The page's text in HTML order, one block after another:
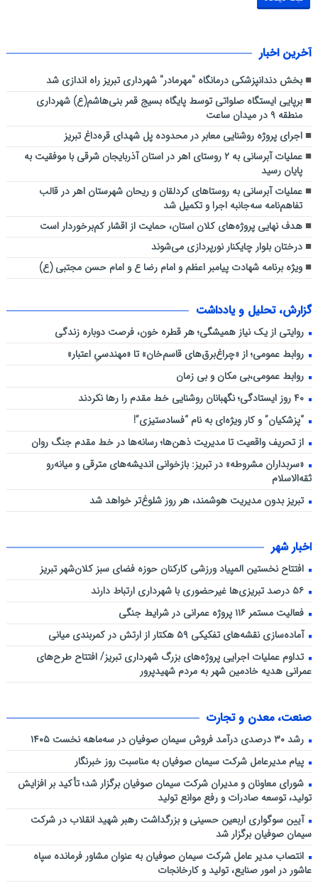
آخرین اخبار
بخش دندانپزشکی درمانگاه "مهرمادر" شهرداری تبریز راه اندازی شد
برپایی ایستگاه صلواتی توسط پایگاه بسیج قمر بنی‌هاشم(ع) شهرداری
منطقه ۹ در میدان ساعت
اجرای پروژه روشنایی معابر در محدوده پل شهدای قره‌داغ تبریز
عملیات آبرسانی به ۲ روستای اهر در استان آذربایجان شرقی با موفقیت به
پایان رسید
عملیات آبرسانی به روستاهای کردلقان و ریحان شهرستان اهر در قالب
تفاهم‌نامه سه‌جانبه اجرا و تکمیل شد
هدف نهایی پروژه‌های کلان استان، حمایت از اقشار کم‌برخوردار است
درختان بلوار چایکنار نورپردازی می‌شوند
ویژه برنامه شهادت پیامبر اعظم و امام رضا ع و امام حسن مجتبی (ع)
گزارش، تحلیل و یادداشت
روایتی از یک نیاز همیشگی؛ هر قطره خون، فرصت دوباره زندگی
روابط عمومی؛ از «چراغ‌برق‌های قاسم‌خان» تا «مهندسیِ اعتبار»
روابط عمومی،بی مکان و بی زمان
۴۰ روز ایستادگی؛ نگهبانان روشنایی خط مقدم را رها نکردند
“پزشکیان” و کار ویژه‌ای به نام “فسادستیزی”!
از تحریف واقعیت تا مدیریت ذهن‌ها؛ رسانه‌ها در خط مقدم جنگ روان
«سربداران مشروطه» در تبریز: بازخوانی اندیشه‌های مترقی و میانه‌رو
ثقه‌الاسلام
تبریز بدون مدیریت هوشمند، هر روز شلوغ‌تر خواهد شد
اخبار شهر
افتتاح نخستین المپیاد ورزشی کارکنان حوزه فضای سبز کلان‌شهر تبریز
۵۶ درصد تبریزی‌ها غیرحضوری با شهرداری ارتباط دارند
فعالیت مستمر ۱۱۶ پروژه عمرانی در شرایط جنگی
آماده‌سازی نقشه‌های تفکیکی ۵۹ هکتار از ارتش در کمربندی میانی
تداوم عملیات اجرایی پروژه‌های بزرگ شهرداری تبریز/ افتتاح طرح‌های
عمرانی هدیه خادمین شهر به مردم شهیدپرور
صنعت، معدن و تجارت
رشد ۳۰ درصدی درآمد فروش سیمان صوفیان در سه‌ماهه نخست ۱۴۰۵
پیام مدیرعامل شرکت سیمان صوفیان به مناسبت روز خبرنگار
شورای معاونان و مدیران شرکت سیمان صوفیان برگزار شد؛ تأکید بر افزایش
تولید، توسعه صادرات و رفع موانع تولید
آیین سوگواری اربعین حسینی و بزرگداشت رهبر شهید انقلاب در شرکت
سیمان صوفیان برگزار شد
انتصاب مدیر عامل شرکت سیمان صوفیان به عنوان مشاور فرمانده سپاه
عاشور در امور صنایع، تولید و کارخانجات